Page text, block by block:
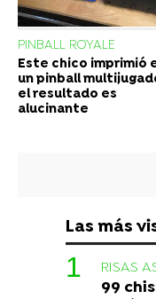
PINBALL ROYALE
Este chico imprimió
un pinball
el resultado es
alucinante
Las más
RISAS
99